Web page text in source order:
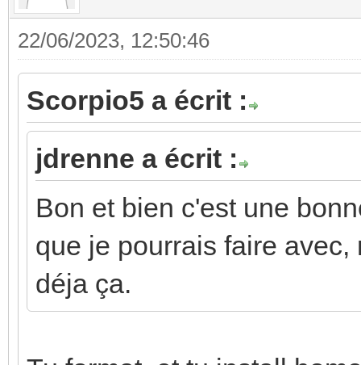
22/06/2023, 12:50:46
Scorpio5 a écrit :
jdrenne a écrit :
Bon et bien c'est une
que je pourrais faire
déja ça.